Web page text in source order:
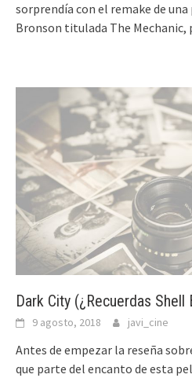
sorprendía con el remake de una
Bronson titulada The Mechanic,
Dark City (¿Recuerdas Shell
9 agosto, 2018 javi_cine
Antes de empezar la reseña
que parte del encanto de esta